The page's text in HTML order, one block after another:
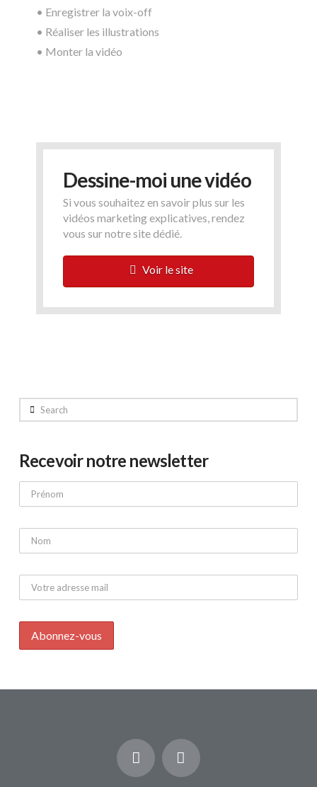
• Enregistrer la voix-off
• Réaliser les illustrations
• Monter la vidéo
Dessine-moi une vidéo
Si vous souhaitez en savoir plus sur les
vidéos marketing explicatives, rendez
vous sur notre site dédié.
Voir le site
Search
Recevoir notre newsletter